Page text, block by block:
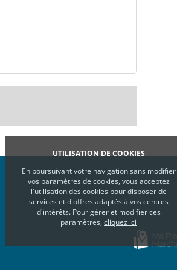
UTILISATION DE COOKIES
En poursuivant votre navigation sans modifier
vos paramètres de cookies, vous acceptez
l'utilisation des cookies pour disposer de
services et d'offres adaptés à vos centres
d'intérêts. Pour gérer et modifier ces
paramètres, cliquez ici